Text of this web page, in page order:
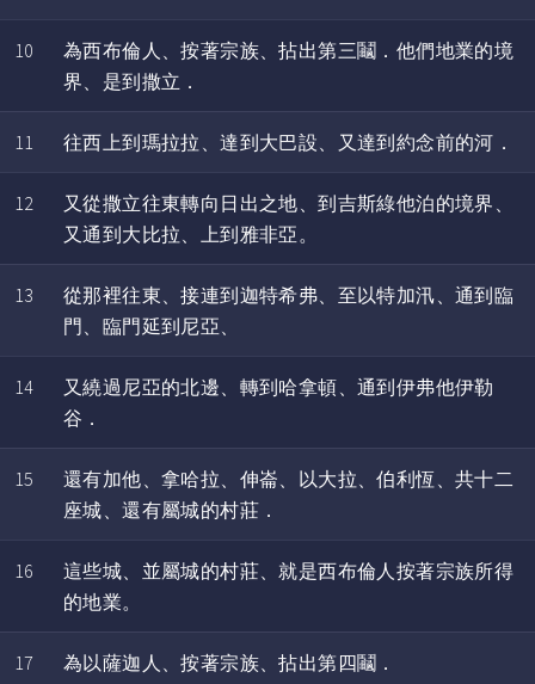
10
為西布倫人、按著宗族、拈出第三鬮．他們地業的境
界、是到撒立．
11 往西上到瑪拉拉、達到大巴設、又達到約念前的河．
12
又從撒立往東轉向日出之地、到吉斯綠他泊的境界、
又通到大比拉、上到雅非亞。
13
從那裡往東、接連到迦特希弗、至以特加汛、通到臨
門、臨門延到尼亞、
14
又繞過尼亞的北邊、轉到哈拿頓、通到伊弗他伊勒
谷．
15
還有加他、拿哈拉、伸崙、以大拉、伯利恆、共十二
座城、還有屬城的村莊．
16
這些城、並屬城的村莊、就是西布倫人按著宗族所得
的地業。
17 為以薩迦人、按著宗族、拈出第四鬮．